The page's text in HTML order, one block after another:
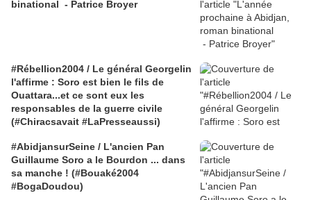
binational - Patrice Broyer
#Rébellion2004 / Le général Georgelin
l'affirme : Soro est bien le fils de
Ouattara...et ce sont eux les
responsables de la guerre civile
(#Chiracsavait #LaPresseaussi)
#AbidjansurSeine / L'ancien Pan
Guillaume Soro a le Bourdon ... dans
sa manche ! (#Bouaké2004
#BogaDoudou)